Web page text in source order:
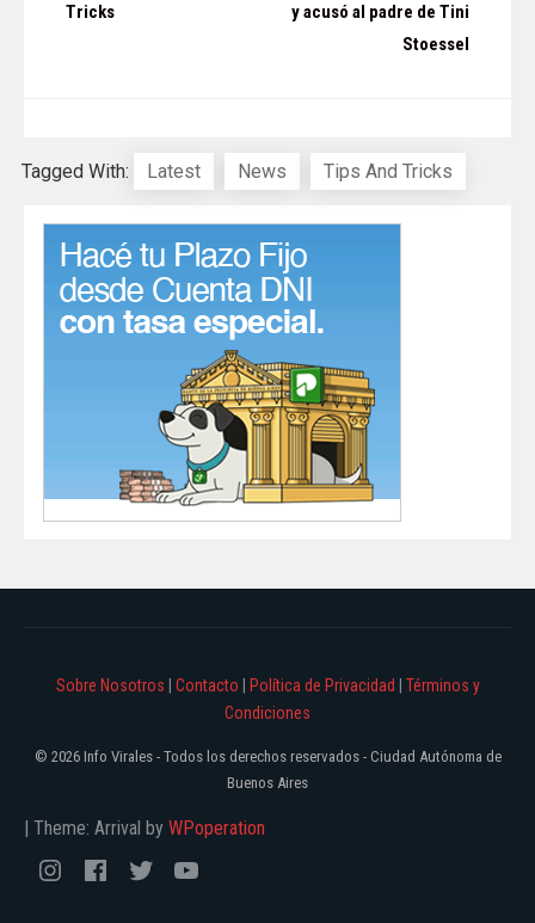
entradas
Tricks
y acusó al padre de Tini
Stoessel
Tagged With: Latest News Tips And Tricks
Sobre Nosotros Contacto Política de Privacidad
Términos y
Condiciones
© 2026 Info Virales - Todos los derechos reservados - Ciudad Autónoma de
Buenos Aires
Theme: Arrival by WPoperation